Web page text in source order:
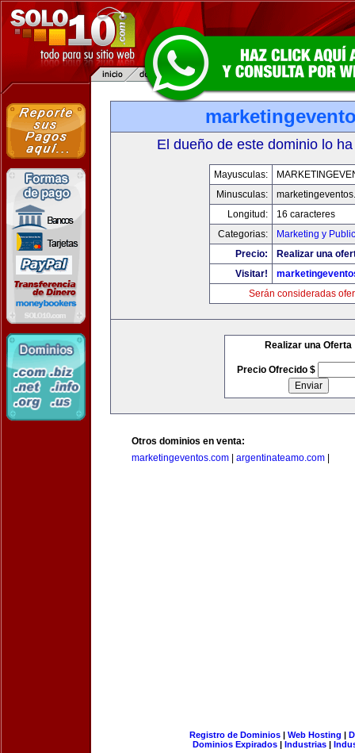
El dueño de este dominio lo
Mayusculas:
Minusculas:
Longitud:
16 caracteres
Categorias:
Marketing y
Precio:
Realizar una
Visitar!
Serán consideradas
Realizar una Oferta
Precio Ofrecido $
Otros dominios en venta:
marketingeventos.com
argentinateamo.com
Registro de Dominios| Web Hosting |
Dominios Expirados | Industrias |